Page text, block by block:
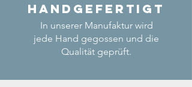
Handgefertigt
In unserer Manufaktur wird
jede Hand gegossen und die
Qualität geprüft.